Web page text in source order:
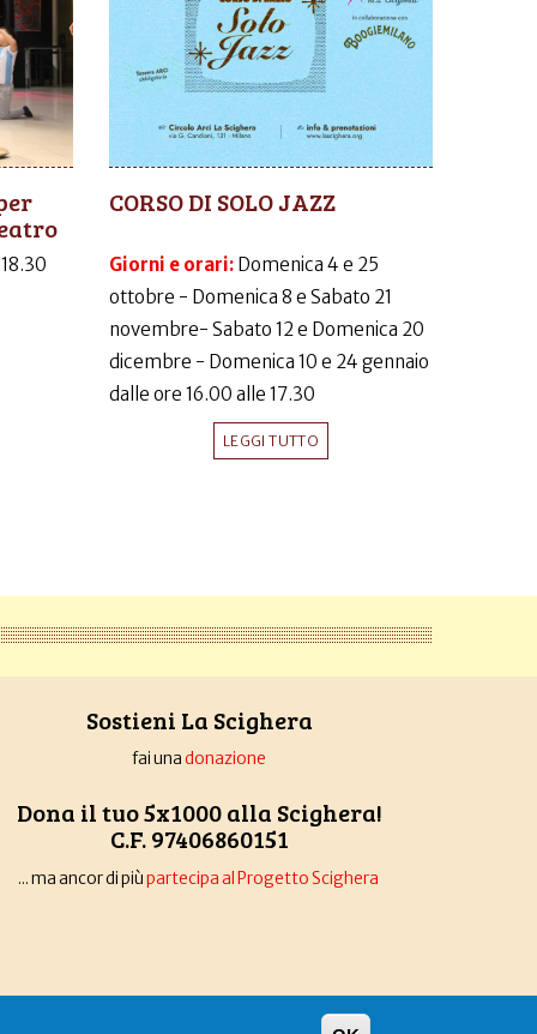
CORSO DI SOLO JAZZ
Giorni e orari: Domenica 4 e 25
ottobre - Domenica 8 e Sabato 21
novembre- Sabato 12 e Domenica 20
dicembre - Domenica 10 e 24 gennaio
dalle ore 16.00 alle 17.30
LEGGI TUTTO
Sostieni La Scighera
fai unadonazione
Dona il tuo 5x1000 alla Scighera!
C.F. 97406860151
... ma ancor di piùpartecipa al Progetto Scighera